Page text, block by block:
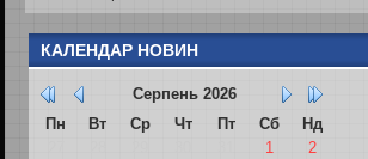
КАЛЕНДАР НОВИН
Серпень 2026
Пн
Вт Ср Чт Пт Сб
Нд
1
2